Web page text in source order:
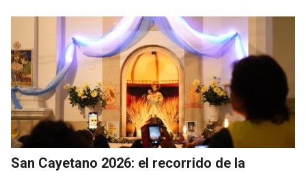
San Cayetano 2026: el recorrido de la